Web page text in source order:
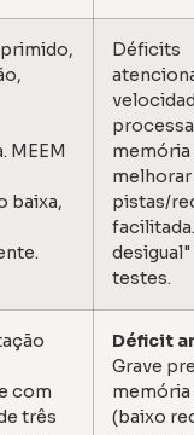
MEEM
baixa,
Déficits
pistas/
testes.
com
três
Déficit
Grave
(baixo